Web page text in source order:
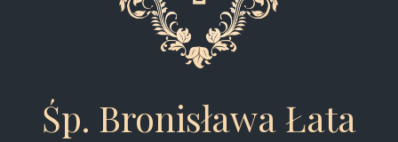
Śp. Bronisława Łata